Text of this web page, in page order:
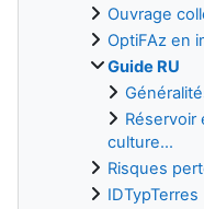
Ouvrage
OptiFAz en
Guide RU
Réservoir
culture...
Risques
IDTypTerres